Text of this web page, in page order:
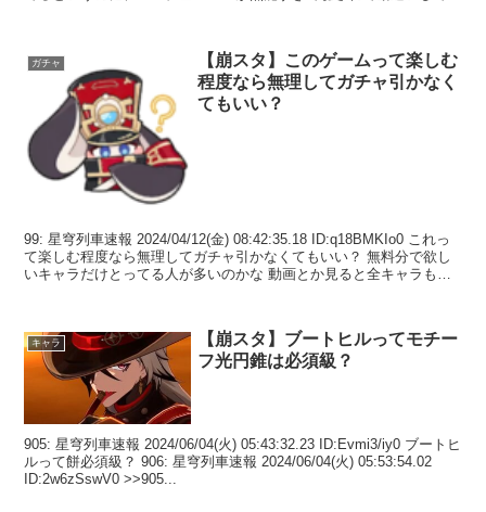
ガチャ
【崩スタ】このゲームって楽しむ
程度なら無理してガチャ引かなく
てもいい？
99: 星穹列車速報 2024/04/12(金) 08:42:35.18 ID:q18BMKIo0 これっ
て楽しむ程度なら無理してガチャ引かなくてもいい？ 無料分で欲し
いキャラだけとってる人が多いのかな 動画とか見ると全キャラもっ
キャラ
【崩スタ】ブートヒルってモチー
フ光円錐は必須級？
905: 星穹列車速報 2024/06/04(火) 05:43:32.23 ID:Evmi3/iy0 ブートヒ
ルって餅必須級？ 906: 星穹列車速報 2024/06/04(火) 05:53:54.02
ID:2w6zSswV0 >>905...